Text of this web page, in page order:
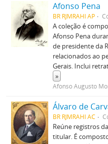
Afonso Pena
BR RJMRAHI AP
A coleção é
Afonso Pena
de presidente da
relacionados ao
Gerais. Inclui
»
Afonso Augusto
Álvaro de
BR RJMRAHI AC
Reúne registros
titular. É